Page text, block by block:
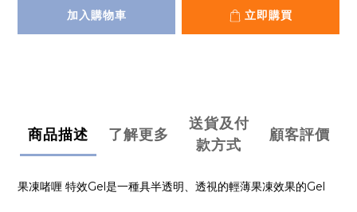
加入購物車 立即購買
商品描述 了解更多
送貨及付
款方式
顧客評價
果凍啫喱 特效Gel是一種具半透明、透視的輕薄果凍效果的Gel